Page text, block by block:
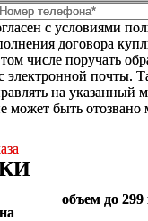
с условиями
договора купли-
том числе
электронной
на указанный
быть
объем до